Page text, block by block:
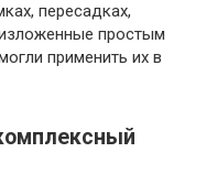
пересадках,
простым
применить их в